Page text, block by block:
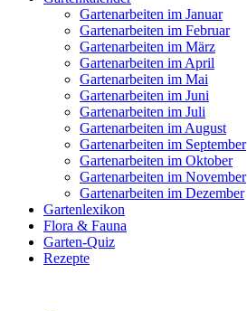
Gartenarbeiten im Januar
Gartenarbeiten im Februar
Gartenarbeiten im März
Gartenarbeiten im April
Gartenarbeiten im Mai
Gartenarbeiten im Juni
Gartenarbeiten im Juli
Gartenarbeiten im August
Gartenarbeiten im September
Gartenarbeiten im Oktober
Gartenarbeiten im November
Gartenarbeiten im Dezember
Gartenlexikon
Flora & Fauna
Garten-Quiz
Rezepte